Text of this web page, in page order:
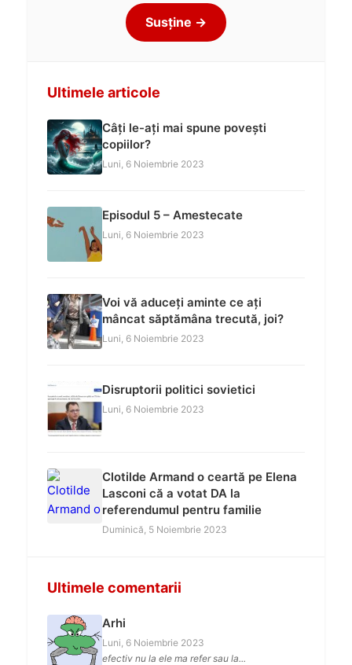
Susține →
Ultimele articole
Câți le-ați mai spune povești
copiilor?
Luni, 6 Noiembrie 2023
Episodul 5 – Amestecate
Luni, 6 Noiembrie 2023
Voi vă aduceți aminte ce ați
mâncat săptămâna trecută, joi?
Luni, 6 Noiembrie 2023
Disruptorii politici sovietici
Luni, 6 Noiembrie 2023
Clotilde Armand o ceartă pe Elena
Lasconi că a votat DA la
referendumul pentru familie
Duminică, 5 Noiembrie 2023
Ultimele comentarii
Arhi
Luni, 6 Noiembrie 2023
efectiv nu la ele ma refer sau la...